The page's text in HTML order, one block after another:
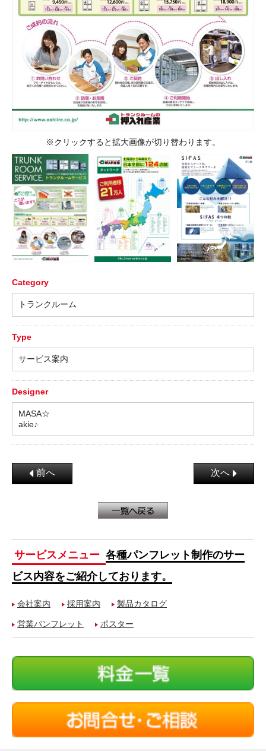
※クリックすると拡大画像が切り替わります。
Category
トランクルーム
Type
サービス案内
Designer
MASA☆
akie♪
前へ 次へ
サービスメニュー 各種パンフレット制作のサー
ビス内容をご紹介しております。
会社案内 採用案内 製品カタログ
営業パンフレット ポスター